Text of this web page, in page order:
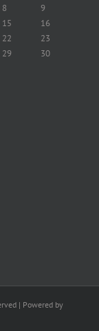
8
9
15
16
22
23
29
30
| Powered by